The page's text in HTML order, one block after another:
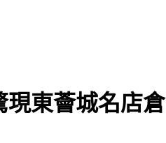
現東薈城名店倉